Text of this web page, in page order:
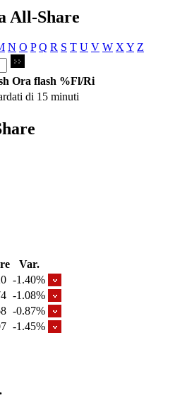
All-Share
N O P Q R S T U V W X Y Z
Ora flash %Fl/Ri
di 15 minuti
Var.
-1.40%
-1.08%
-0.87%
-1.45%